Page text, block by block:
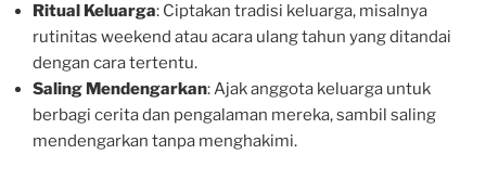
Ritual Keluarga: Ciptakan tradisi keluarga, misalnya
rutinitas weekend atau acara ulang tahun yang ditandai
dengan cara tertentu.
Saling Mendengarkan: Ajak anggota keluarga untuk
berbagi cerita dan pengalaman mereka, sambil saling
mendengarkan tanpa menghakimi.